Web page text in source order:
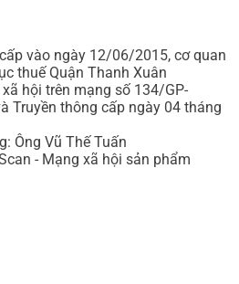
vào ngày 12/06/2015, cơ quan
thuế Quận Thanh Xuân
hội trên mạng số 134/GP-
Truyền thông cấp ngày 04 tháng
Ông Vũ Thế Tuấn
- Mạng xã hội sản phẩm